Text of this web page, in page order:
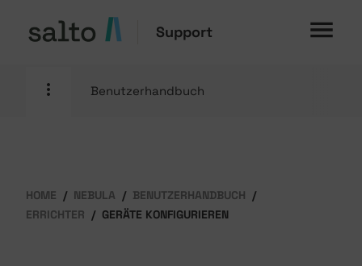
Support
Benutzerhandbuch
HOME NEBULA
BENUTZERHANDBUCH
ERRICHTER
GERÄTE KONFIGURIEREN